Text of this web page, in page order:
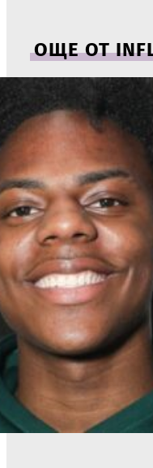
ОЩЕ ОТ